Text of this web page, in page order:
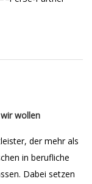
wollen
der mehr als
in berufliche
Dabei setzen